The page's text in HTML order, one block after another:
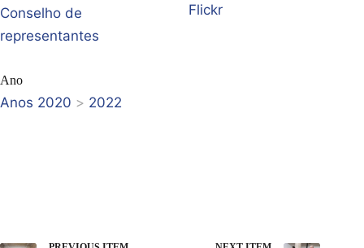
Conselho de
representantes
Ano
Anos 2020 > 2022
Flickr